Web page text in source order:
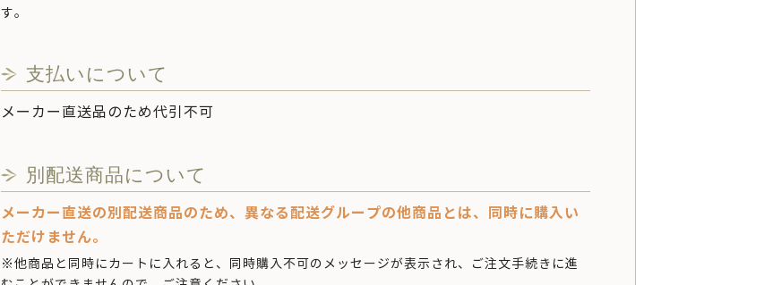
す。
支払いについて
メーカー直送品のため代引不可
別配送商品について
メーカー直送の別配送商品のため、異なる配送グループの他商品とは、同時に購入い
ただけません。
※他商品と同時にカートに入れると、同時購入不可のメッセージが表示され、ご注文手続きに進